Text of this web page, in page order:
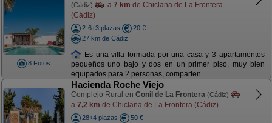
8 Fotos
(Cádiz) a 7 km de Chiclana de La Frontera
(Cádiz)
2-6+3 plazas
20 €
27 km de Cádiz
Es una villa formada por una casa y 3 apartamentos
pequeños uno bajo y dos en un primer piso, muy bien
equipados para 2 personas, comparten ...
Hacienda Roche Viejo
Complejo Rural en Conil de La Frontera (Cádiz)
a 7,2 km de Chiclana de La Frontera (Cádiz)
28+4 plazas
50 €